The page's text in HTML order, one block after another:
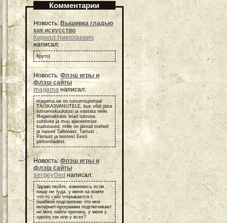
Комментарии
Новость: Вышивка гладью
как искусство
Кирилл Николаевич
написал:
Круто)
Новость:Флэш игры и
флэш сайты
magama написал:
magama.ee on tutvumisportaal
TÄISKASVANUTELE, kus võid jätta
tutvumiskuulutusi ja vastata neile.
Magamaklubis leiad tutvuse,
suhtluse ja muu ajaveetmise
kuulutused, mille on jätnud mehed
ja naised Tallinnast, Tartust ,
Pärnust ja teistest Eesti
piirkondadest.
Новость: Флэш игры и
флэш сайты
sergeyGed написал:
Здравствуйте, извиняюсь если
пишу не туда, у меня на компе
что-то сайт открывается с
ошибкой подозреваю что моя
интернет-программа подглючивает
не могу найти причину, у меня у
одного так или у всех?